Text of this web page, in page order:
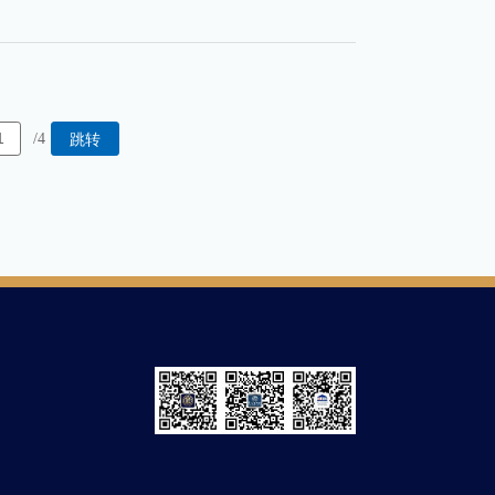
/4 跳转